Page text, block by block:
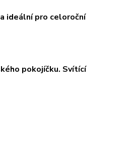
ideální pro celoroční
pokojíčku. Svítící